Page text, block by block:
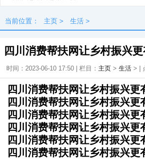
当前位置： 主页 > 生活 >
四川消费帮扶网让乡村振兴
时间：2023-06-10 17:50 | 栏目： 主页 > 生活 > |
四川消费帮扶网让乡村振兴更
四川消费帮扶网让乡村振兴更
四川消费帮扶网让乡村振兴更
四川消费帮扶网让乡村振兴更
四川消费帮扶网让乡村振兴更
四川消费帮扶网让乡村振兴更